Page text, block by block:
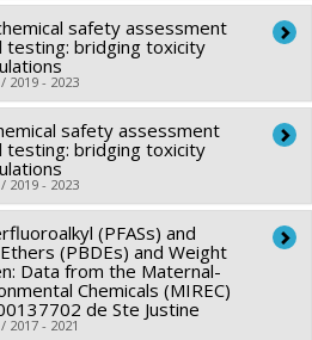
Bourse de chercheur-boursier :
Verner
de recherches en sciences
(CRSNG)
(RGP) Programme de
individuelle ou de groupe
safety assessment
testing: bridging toxicity
- 2023
Verner
,Charu Chandrasekera
des programmes
des établissements
Fonds Nouvelles frontières en
safety assessment
testing: bridging toxicity
- 2023
Verner,Marie-Josée Hébert
,Charu Chandrasekera
des programmes
des établissements
(PFASs) and
(PBDEs) and Weight
Data from the Maternal-
Chemicals (MIREC)
de Ste Justine
- 2021